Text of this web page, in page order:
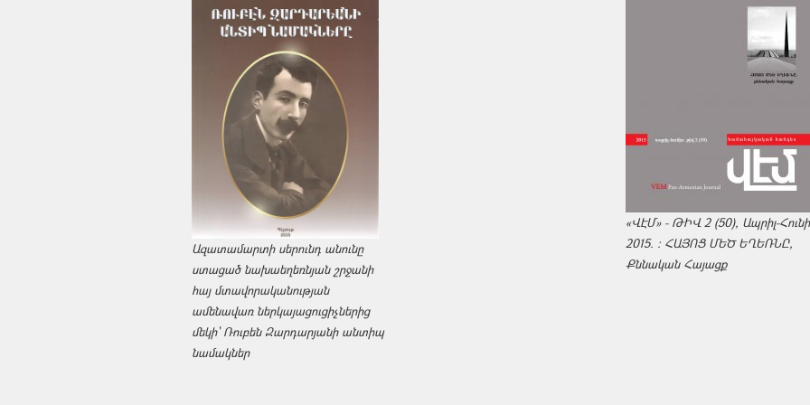
Ազատամարտի սերունդ անունը
ստացած նախաեղեռնյան շրջանի
հայ մտավորականության
ամենավառ ներկայացուցիչներից
մեկի՝ Ռուբեն Զարդարյանի անտիպ
նամակներ
«ՎԷՄ» - ԹԻՎ 2 (50), Ապրիլ-
2015. : ՀԱՅՈՑ ՄԵԾ ԵՂԵՌՆԸ,
Քննական Հայացք